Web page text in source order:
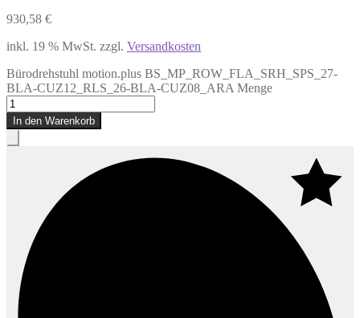
930,58 €
inkl. 19 % MwSt. zzgl. Versandkosten
Bürodrehstuhl motion.plus BS_MP_ROW_FLA_SRH_SPS_27-
BLA-CUZ12_RLS_26-BLA-CUZ08_ARA Menge
In den Warenkorb